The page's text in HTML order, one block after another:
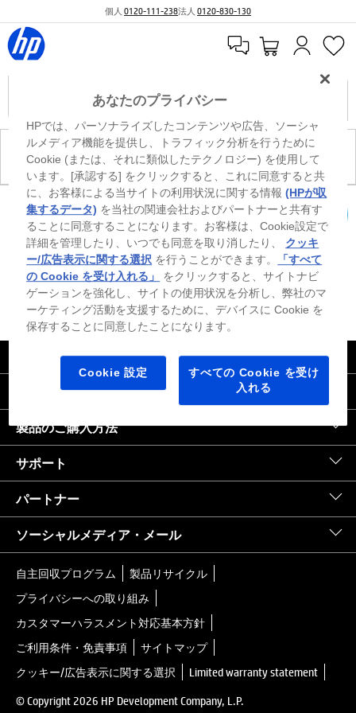
個人 0120-111-238法人 0120-830-130
現在、このカテゴリには商品がありません。
カートを確認
※ Windowsのすべてのエディションまたはバージョンで、すべての機能を使用でき
るわけではありません。Windowsの機能を最大限に活用するには、システムのハ
ードウェア、ドライバー、ソフトウェアのアップグレードおよび/または別途購
入、あるいはBIOSのアップデートが必要になる場合があります。Windowsは自動
的にアップデートされ、有効になります。高速インターネットとMicrosoftアカウ
ントが必要になります。ISPの料金が適用され、今後アップデートの際に要件が追
加される場合があります。http://www.windows.com 外部リンクアイコンをご覧く
ださい。
｜United States HP.com
会社情報
製品のご購入方法
サポート
パートナー
ソーシャルメディア・メール
自主回収プログラム
製品リサイクル
プライバシーへの取り組み
カスタマーハラスメント対応基本方針
ご利用条件・免責事項
サイトマップ
クッキー/広告表示に関する選択
Limited warranty statement
© Copyright 2026 HP Development Company, L.P.
あなたのプライバシー
HPでは、パーソナライズしたコンテンツや広告、ソーシャ
ルメディア機能を提供し、トラフィック分析を行うために
Cookie (または、それに類似したテクノロジー) を使用して
います。[承認する] をクリックすると、これに同意すると共
に、お客様による当サイトの利用状況に関する情報(HPが収
集するデータ) を当社の関連会社およびパートナーと共有す
ることに同意することになります。お客様は、Cookie設定で
詳細を管理したり、いつでも同意を取り消したり、 クッキ
ー/広告表示に関する選択 を行うことができます。
「すべて
の Cookie を受け入れる」
をクリックすると、サイトナビ
ゲーションを強化し、サイトの使用状況を分析し、弊社のマ
ーケティング活動を支援するために、デバイスに Cookie を
保存することに同意したことになります。
Cookie 設定
すべての Cookie を受け
入れる